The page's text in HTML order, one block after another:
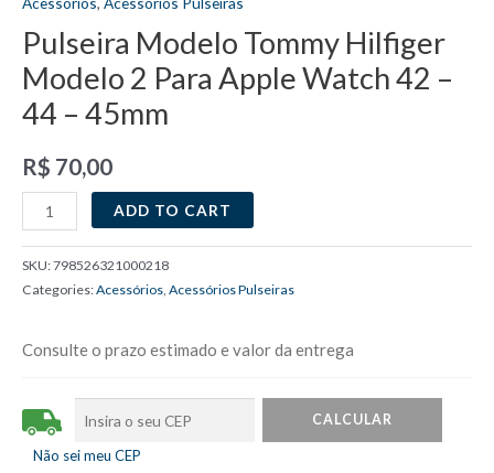
Pulseira Modelo Tommy Hilfiger
Modelo 2 Para Apple Watch 42 –
44 – 45mm
R$ 70,00
Pulseira
Modelo
Tommy
Hilfiger
2
Watch
42
ADD TO CART
SKU:798526321000218
Categories:Acessórios, Acessórios Pulseiras
Consulte o prazo estimado e valor da entrega
Não sei meu CEP